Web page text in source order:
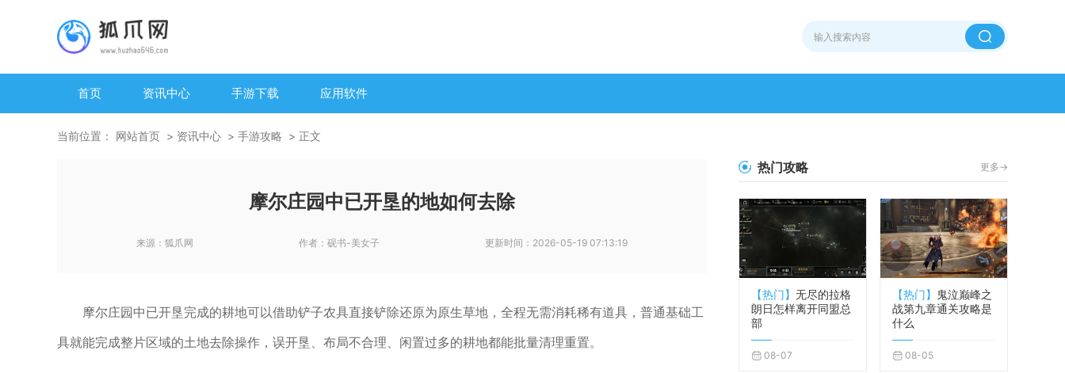
首页 资讯中心 手游下载 应用软件
当前位置： 网站首页 资讯中心 手游攻略 正文
摩尔庄园中已开垦的地如何去除
来源： 狐爪网 作者： 砚书-美女子 更新时间： 2026-05-19 07:13:19
摩尔庄园中已开垦完成的耕地可以借助铲子农具直接铲除还原为原生草地，全程无需消耗稀有道具，普通基础工
具就能完成整片区域的土地去除操作，误开垦、布局不合理、闲置过多的耕地都能批量清理重置。
热门攻略 更多->
【热门】 无尽的拉格
朗日怎样离开同盟总
部
08-07
【热门】
鬼泣巅峰之
战第九章通关攻略是
什么
08-05